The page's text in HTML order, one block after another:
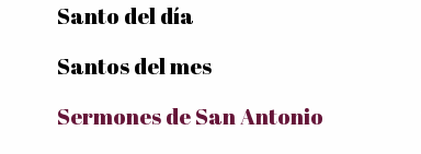
Santo del día
Santos del mes
Sermones de San Antonio